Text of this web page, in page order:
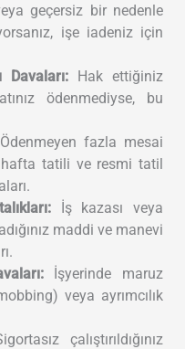
geçersiz bir nedenle
işe iadeniz için
Hak ettiğiniz
ödenmediyse, bu
Ödenmeyen fazla mesai
hafta tatili ve resmi tatil
İş kazası veya
maddi ve manevi
İşyerinde maruz
veya ayrımcılık
çalıştırıldığınız